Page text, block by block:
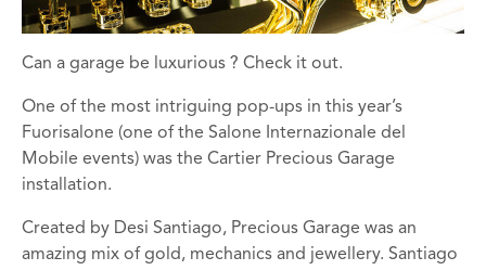
Can a garage be luxurious ? Check it out.
One of the most intriguing pop-ups in this year’s
Fuorisalone (one of the Salone Internazionale del
Mobile events) was the Cartier Precious Garage
installation.
Created by Desi Santiago, Precious Garage was an
amazing mix of gold, mechanics and jewellery. Santiago